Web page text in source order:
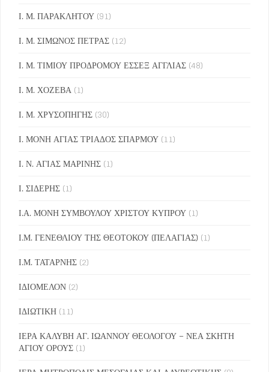
Ι. Μ. ΠΑΡΑΚΛΗΤΟΥ (91)
Ι. Μ. ΣΙΜΩΝΟΣ ΠΕΤΡΑΣ (12)
Ι. Μ. ΤΙΜΙΟΥ ΠΡΟΔΡΟΜΟΥ ΕΣΣΕΞ ΑΓΓΛΙΑΣ (48)
Ι. Μ. ΧΟΖΕΒΑ (1)
Ι. Μ. ΧΡΥΣΟΠΗΓΗΣ (30)
Ι. ΜΟΝΗ ΑΓΙΑΣ ΤΡΙΑΔΟΣ ΣΠΑΡΜΟΥ (11)
Ι. Ν. ΑΓΙΑΣ ΜΑΡΙΝΗΣ (1)
Ι. ΣΙΔΕΡΗΣ (1)
Ι.Α. ΜΟΝΗ ΣΥΜΒΟΥΛΟΥ ΧΡΙΣΤΟΥ ΚΥΠΡΟΥ (1)
Ι.Μ. ΓΕΝΕΘΛΙΟΥ ΤΗΣ ΘΕΟΤΟΚΟΥ (ΠΕΛΑΓΙΑΣ) (1)
Ι.Μ. ΤΑΤΑΡΝΗΣ (2)
ΙΔΙΟΜΕΛΟΝ (2)
ΙΔΙΩΤΙΚΗ (11)
ΙΕΡΑ ΚΑΛΥΒΗ ΑΓ. ΙΩΑΝΝΟΥ ΘΕΟΛΟΓΟΥ – ΝΕΑ ΣΚΗΤΗ
ΑΓΙΟΥ ΟΡΟΥΣ (1)